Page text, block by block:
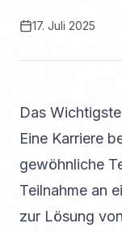
17. Juli 2025
Das
Eine Karriere
gewöhnliche
Teilnahme an
zur Lösung